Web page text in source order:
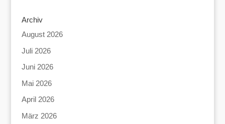
Archiv
August 2026
Juli 2026
Juni 2026
Mai 2026
April 2026
März 2026